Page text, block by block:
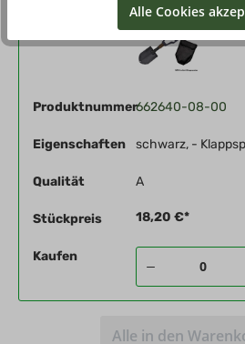
Produktnummer662640-08-00
Eigenschaften schwarz, -
Qualität A
Stückpreis 18,20 €*
Kaufen
Alle in den
Alle Cookies